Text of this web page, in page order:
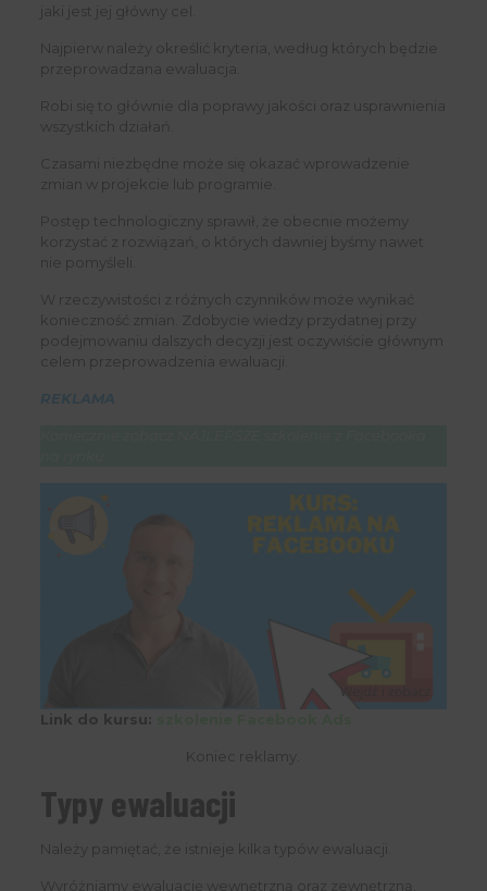
jaki jest jej główny cel.
Najpierw należy określić kryteria, według których będzie
przeprowadzana ewaluacja.
Robi się to głównie dla poprawy jakości oraz usprawnienia
wszystkich działań.
Czasami niezbędne może się okazać wprowadzenie
zmian w projekcie lub programie.
Postęp technologiczny sprawił, że obecnie możemy
korzystać z rozwiązań, o których dawniej byśmy nawet
nie pomyśleli.
W rzeczywistości z różnych czynników może wynikać
konieczność zmian. Zdobycie wiedzy przydatnej przy
podejmowaniu dalszych decyzji jest oczywiście głównym
celem przeprowadzenia ewaluacji.
REKLAMA
Link do kursu:
Koniec reklamy.
Typy ewaluacji
Należy pamiętać, że istnieje kilka typów ewaluacji.
Wyróżniamy ewaluację wewnętrzną oraz zewnętrzną.